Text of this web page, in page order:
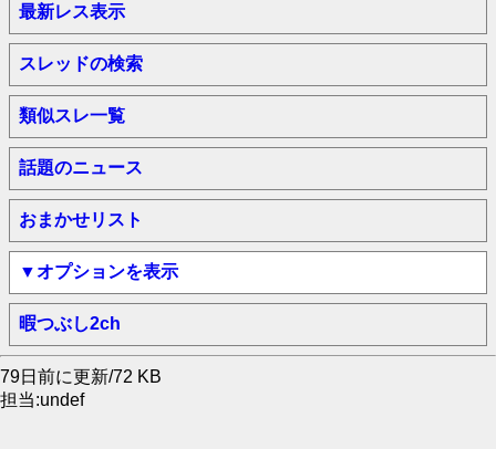
最新レス表示
スレッドの検索
類似スレ一覧
話題のニュース
おまかせリスト
▼オプションを表示
暇つぶし2ch
79日前に更新/72 KB
担当:undef